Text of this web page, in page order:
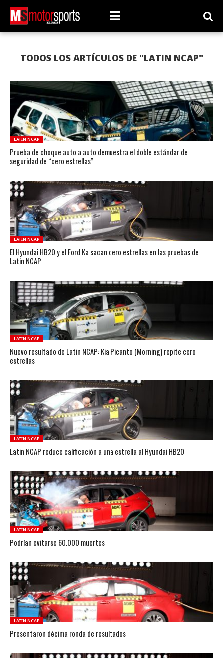
TODOS LOS ARTÍCULOS DE "LATIN NCAP"
LATIN NCAP
Prueba de choque auto a auto demuestra el doble estándar de
seguridad de “cero estrellas”
LATIN NCAP
El Hyundai HB20 y el Ford Ka sacan cero estrellas en las pruebas de
Latin NCAP
LATIN NCAP
Nuevo resultado de Latin NCAP: Kia Picanto (Morning) repite cero
estrellas
LATIN NCAP
Latin NCAP reduce calificación a una estrella al Hyundai HB20
LATIN NCAP
Podrían evitarse 60.000 muertes
LATIN NCAP
Presentaron décima ronda de resultados